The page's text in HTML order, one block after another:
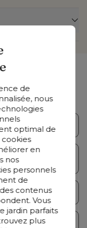
de
nous
optimal de
en
nos
personnels
de
contenus
Vous
jardin parfaits
plus
x Prof. 80 x Haut. 67 cm
la carte
?
Salons de jardin
de jardin
longues
Accessoires